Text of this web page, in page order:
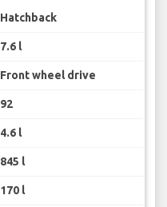
Hatchback
7.6 l
Front wheel drive
92
4.6 l
845 l
170 l